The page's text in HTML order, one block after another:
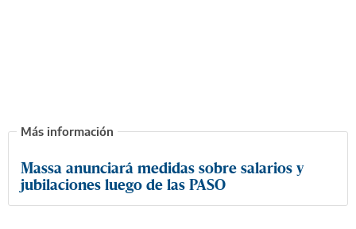
Massa anunciará medidas sobre salarios y
jubilaciones luego de las PASO